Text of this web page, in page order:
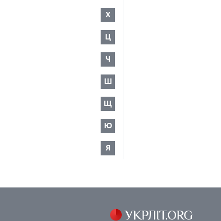
Х
Ц
Ч
Ш
Щ
Ю
Я